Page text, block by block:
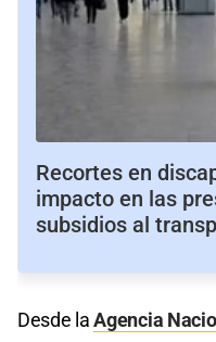
Recortes en
impacto en las
subsidios al
Desde laAgencia